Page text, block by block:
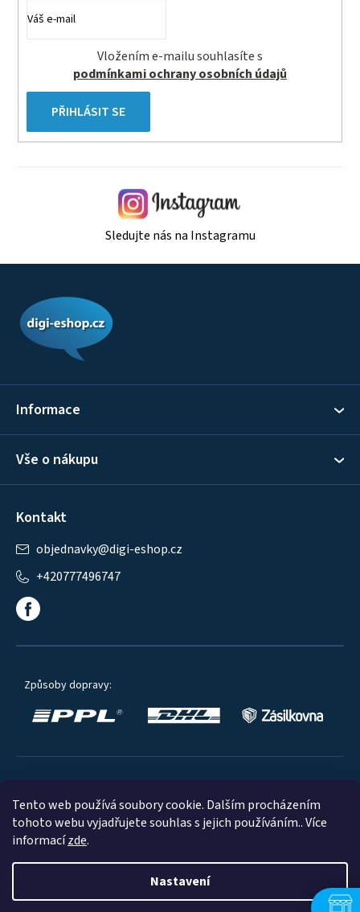
Tento web používá soubory cookie. Dalším procházením
tohoto webu vyjadřujete souhlas s jejich používáním.. Více
informacízde.
Nastavení
podmínkami ochrany osobních údajů
PŘIHLÁSIT SE
Sledujte nás na Instagramu
Informace
Vše o nákupu
Kontakt
objednavky@digi-eshop.cz
+420777496747
Způsoby dopravy:
© 2023